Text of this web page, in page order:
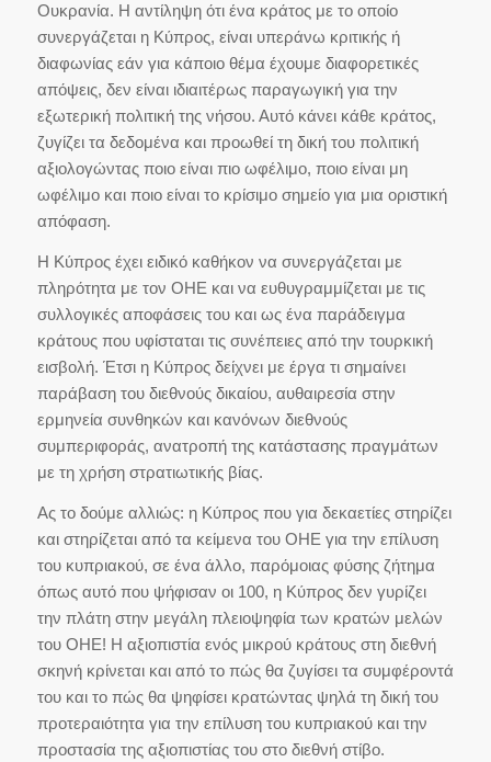
Ουκρανία. Η αντίληψη ότι ένα κράτος με το οποίο
συνεργάζεται η Κύπρος, είναι υπεράνω κριτικής ή
διαφωνίας εάν για κάποιο θέμα έχουμε διαφορετικές
απόψεις, δεν είναι ιδιαιτέρως παραγωγική για την
εξωτερική πολιτική της νήσου. Αυτό κάνει κάθε κράτος,
ζυγίζει τα δεδομένα και προωθεί τη δική του πολιτική
αξιολογώντας ποιο είναι πιο ωφέλιμο, ποιο είναι μη
ωφέλιμο και ποιο είναι το κρίσιμο σημείο για μια οριστική
απόφαση.
Η Κύπρος έχει ειδικό καθήκον να συνεργάζεται με
πληρότητα με τον ΟΗΕ και να ευθυγραμμίζεται με τις
συλλογικές αποφάσεις του και ως ένα παράδειγμα
κράτους που υφίσταται τις συνέπειες από την τουρκική
εισβολή. Έτσι η Κύπρος δείχνει με έργα τι σημαίνει
παράβαση του διεθνούς δικαίου, αυθαιρεσία στην
ερμηνεία συνθηκών και κανόνων διεθνούς
συμπεριφοράς, ανατροπή της κατάστασης πραγμάτων
με τη χρήση στρατιωτικής βίας.
Ας το δούμε αλλιώς: η Κύπρος που για δεκαετίες στηρίζει
και στηρίζεται από τα κείμενα του ΟΗΕ για την επίλυση
του κυπριακού, σε ένα άλλο, παρόμοιας φύσης ζήτημα
όπως αυτό που ψήφισαν οι 100, η Κύπρος δεν γυρίζει
την πλάτη στην μεγάλη πλειοψηφία των κρατών μελών
του ΟΗΕ! Η αξιοπιστία ενός μικρού κράτους στη διεθνή
σκηνή κρίνεται και από το πώς θα ζυγίσει τα συμφέροντά
του και το πώς θα ψηφίσει κρατώντας ψηλά τη δική του
προτεραιότητα για την επίλυση του κυπριακού και την
προστασία της αξιοπιστίας του στο διεθνή στίβο.